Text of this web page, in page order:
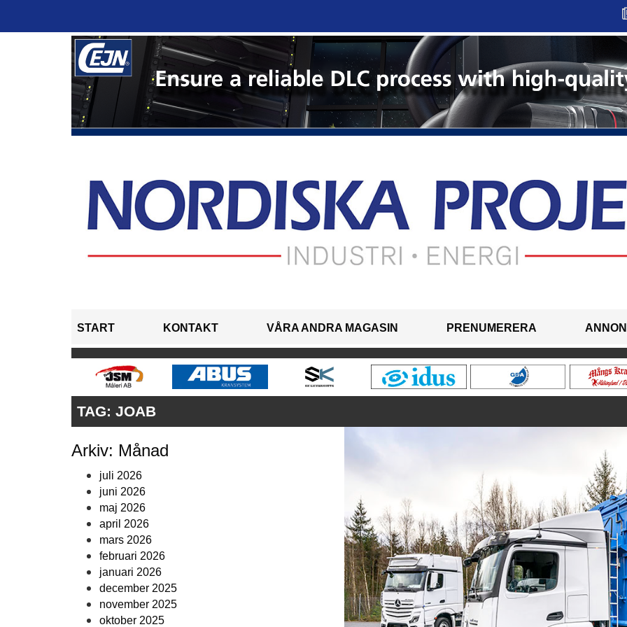
START KONTAKT VÅRA ANDRA MAGASIN PRENUMERERA
TAG: JOAB
Arkiv: Månad
juli 2026
juni 2026
maj 2026
april 2026
mars 2026
februari 2026
januari 2026
december 2025
november 2025
oktober 2025